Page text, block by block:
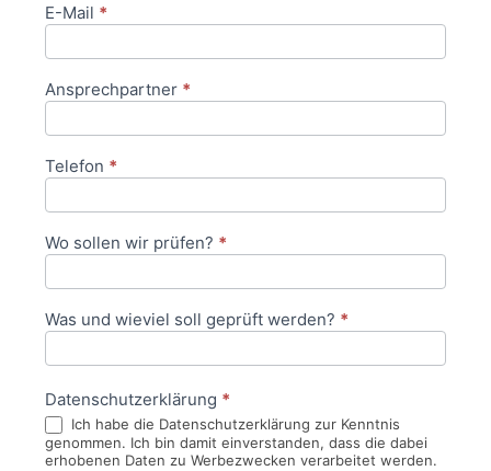
E-Mail *
Ansprechpartner *
Telefon *
Wo sollen wir prüfen? *
Was und wieviel soll geprüft werden? *
Datenschutzerklärung *
Ich habe die Datenschutzerklärung zur Kenntnis
genommen. Ich bin damit einverstanden, dass die dabei
erhobenen Daten zu Werbezwecken verarbeitet werden.